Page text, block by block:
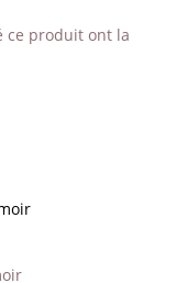
ce produit ont la